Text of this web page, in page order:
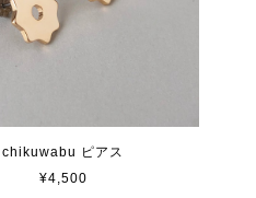
chikuwabu ピアス
¥4,500